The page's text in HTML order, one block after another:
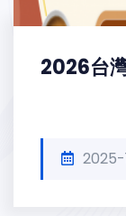
2026台